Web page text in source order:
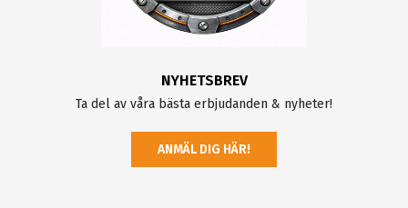
NYHETSBREV
Ta del av våra bästa erbjudanden & nyheter!
ANMÄL DIG HÄR!